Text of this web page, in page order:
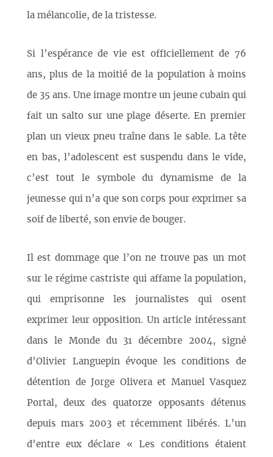
la mélancolie, de la tristesse.
Si l’espérance de vie est officiellement de 76
ans, plus de la moitié de la population à moins
de 35 ans. Une image montre un jeune cubain qui
fait un salto sur une plage déserte. En premier
plan un vieux pneu traîne dans le sable. La tête
en bas, l’adolescent est suspendu dans le vide,
c’est tout le symbole du dynamisme de la
jeunesse qui n’a que son corps pour exprimer sa
soif de liberté, son envie de bouger.
Il est dommage que l’on ne trouve pas un mot
sur le régime castriste qui affame la population,
qui emprisonne les journalistes qui osent
exprimer leur opposition. Un article intéressant
dans le Monde du 31 décembre 2004, signé
d’Olivier Languepin évoque les conditions de
détention de Jorge Olivera et Manuel Vasquez
Portal, deux des quatorze opposants détenus
depuis mars 2003 et récemment libérés. L’un
d’entre eux déclare « Les conditions étaient